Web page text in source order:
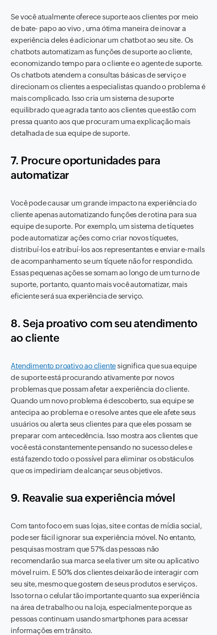
Se você atualmente oferece suporte aos clientes por meio
de bate- papo ao vivo , uma ótima maneira de inovar a
experiência deles é adicionar um chatbot ao seu site. Os
chatbots automatizam as funções de suporte ao cliente,
economizando tempo para o cliente e o agente de suporte.
Os chatbots atendem a consultas básicas de serviço e
direcionam os clientes a especialistas quando o problema é
mais complicado. Isso cria um sistema de suporte
equilibrado que agrada tanto aos clientes que estão com
pressa quanto aos que procuram uma explicação mais
detalhada de sua equipe de suporte.
7. Procure oportunidades para
automatizar
Você pode causar um grande impacto na experiência do
cliente apenas automatizando funções de rotina para sua
equipe de suporte. Por exemplo, um sistema de tíquetes
pode automatizar ações como criar novos tíquetes,
distribuí-los e atribuí-los aos representantes e enviar e-mails
de acompanhamento se um tíquete não for respondido.
Essas pequenas ações se somam ao longo de um turno de
suporte, portanto, quanto mais você automatizar, mais
eficiente será sua experiência de serviço.
8. Seja proativo com seu atendimento
ao cliente
Atendimento proativo ao clientesignifica que sua equipe
de suporte está procurando ativamente por novos
problemas que possam afetar a experiência do cliente.
Quando um novo problema é descoberto, sua equipe se
antecipa ao problema e o resolve antes que ele afete seus
usuários ou alerta seus clientes para que eles possam se
preparar com antecedência. Isso mostra aos clientes que
você está constantemente pensando no sucesso deles e
está fazendo todo o possível para eliminar os obstáculos
que os impediriam de alcançar seus objetivos.
9. Reavalie sua experiência móvel
Com tanto foco em suas lojas, site e contas de mídia social,
pode ser fácil ignorar sua experiência móvel. No entanto,
pesquisas mostram que 57% das pessoas não
recomendarão sua marca se ela tiver um site ou aplicativo
móvel ruim. E 50% dos clientes deixarão de interagir com
seu site, mesmo que gostem de seus produtos e serviços.
Isso torna o celular tão importante quanto sua experiência
na área de trabalho ou na loja, especialmente porque as
pessoas continuam usando smartphones para acessar
informações em trânsito.